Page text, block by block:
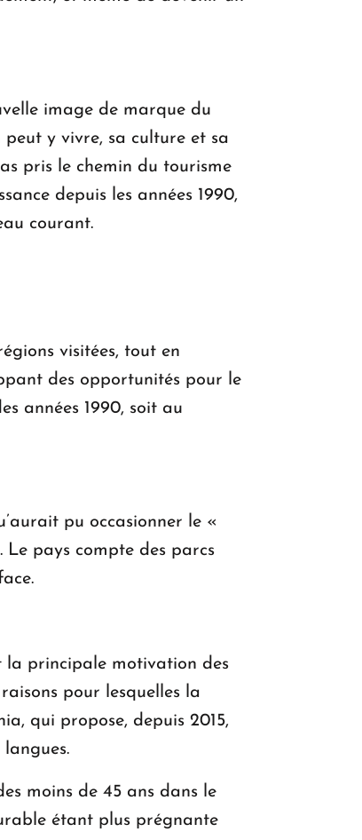
image de marque du
peut y vivre, sa culture et sa
pris le chemin du tourisme
depuis les années 1990,
courant.
visitées, tout en
des opportunités pour le
années 1990, soit au
pu occasionner le «
Le pays compte des parcs
la principale motivation des
pour lesquelles la
qui propose, depuis 2015,
moins de 45 ans dans le
étant plus prégnante